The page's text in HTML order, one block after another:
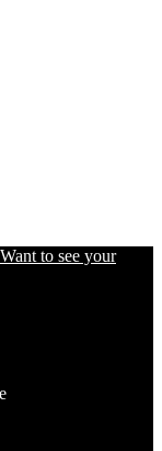
to see your